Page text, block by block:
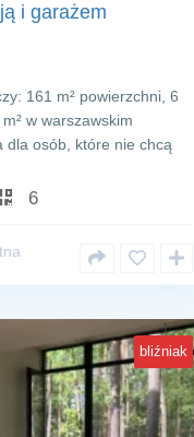
i garażem
161 m² powierzchni, 6
w warszawskim
dla osób, które nie chcą
6
bliźniak